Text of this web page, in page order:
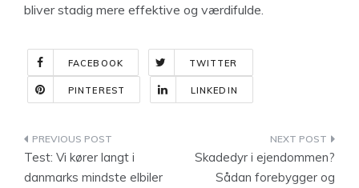
bliver stadig mere effektive og værdifulde.
FACEBOOK TWITTER
PINTEREST LINKEDIN
Indlægsnavigation
Test: Vi kører langt i
danmarks mindste elbiler
Skadedyr i ejendommen?
Sådan forebygger og